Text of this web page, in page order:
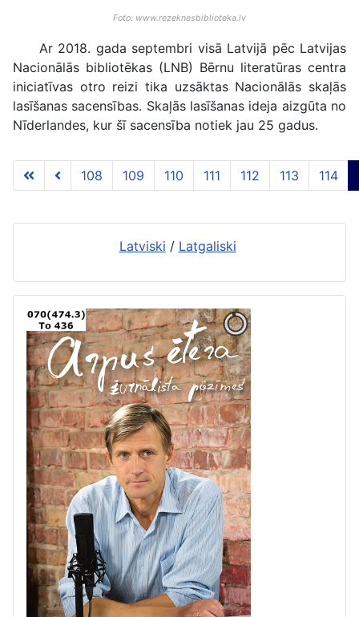
Foto: www.rezeknesbiblioteka.lv
Ar 2018. gada septembri visā Latvijā pēc Latvijas
Nacionālās bibliotēkas (LNB) Bērnu literatūras centra
iniciatīvas otro reizi tika uzsāktas Nacionālās skaļās
lasīšanas sacensības. Skaļās lasīšanas ideja aizgūta no
Nīderlandes, kur šī sacensība notiek jau 25 gadus.
115 lapa no 117
108 109 110 111 112 113 114
Latviski / Latgaliski